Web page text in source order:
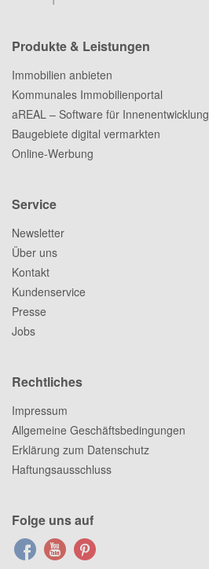
Produkte & Leistungen
Immobilien anbieten
Kommunales Immobilienportal
aREAL – Software für Innenentwicklung
Baugebiete digital vermarkten
Online-Werbung
Service
Newsletter
Über uns
Kontakt
Kundenservice
Presse
Jobs
Rechtliches
Impressum
Allgemeine Geschäftsbedingungen
Erklärung zum Datenschutz
Haftungsausschluss
Folge uns auf